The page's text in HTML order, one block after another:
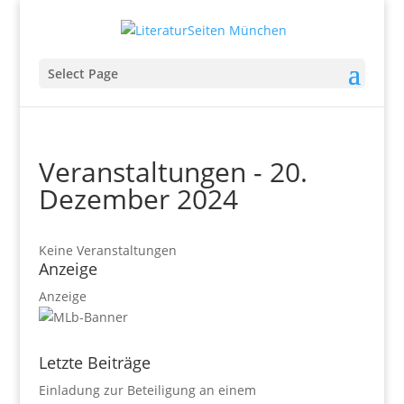
Select Page
Veranstaltungen - 20.
Dezember 2024
Keine Veranstaltungen
Anzeige
Anzeige
Letzte Beiträge
Einladung zur Beteiligung an einem